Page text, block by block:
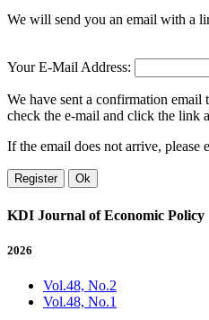
We will send you an email with a
Your E-Mail Address:
We have sent a confirmation email
check the e-mail and click the link
If the email does not arrive, please
Register Ok
KDI Journal of Economic Policy
2026
Vol.48, No.2
Vol.48, No.1